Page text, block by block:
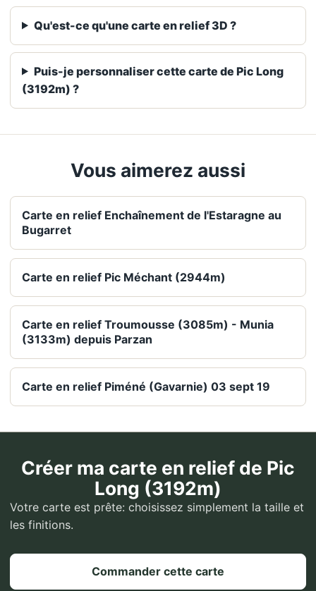
Qu'est-ce qu'une carte en relief 3D ?
Puis-je personnaliser cette carte de Pic Long
(3192m) ?
Vous aimerez aussi
Carte en relief Enchaînement de l'Estaragne au
Bugarret
Carte en relief Pic Méchant (2944m)
Carte en relief Troumousse (3085m) - Munia
(3133m) depuis Parzan
Carte en relief Piméné (Gavarnie) 03 sept 19
Créer ma carte en relief de Pic
Long (3192m)
Votre carte est prête: choisissez simplement la taille et
les finitions.
Commander cette carte